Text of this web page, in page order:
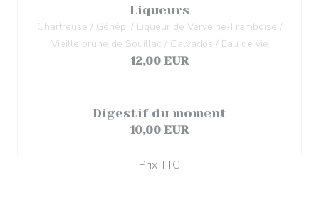
Liqueurs
Chartreuse / Génépi / Liqueur de Verveine-Framboise /
Vieille prune de Souillac / Calvados / Eau de vie
12,00 EUR
Digestif du moment
10,00 EUR
Prix TTC